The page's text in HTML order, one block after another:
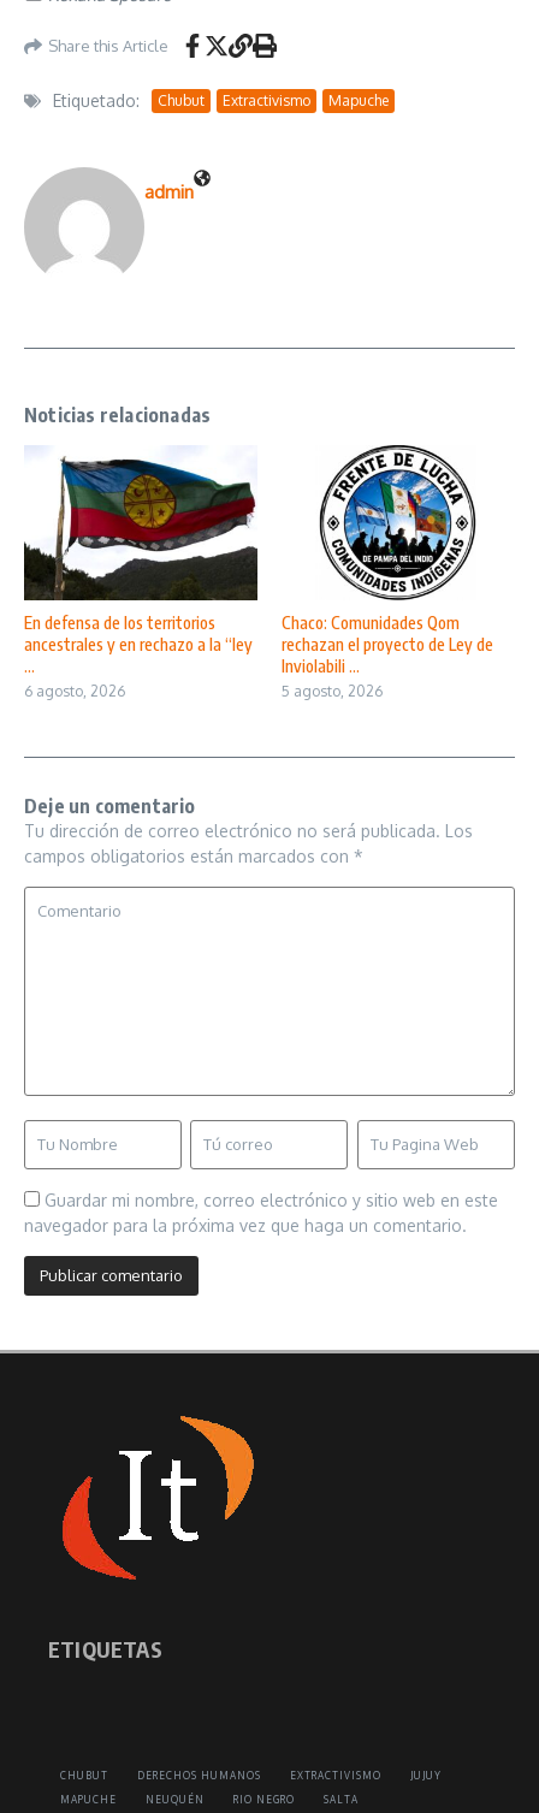
Share this Article
Etiquetado: Chubut Extractivismo Mapuche
admin
Noticias relacionadas
En defensa de los territorios
ancestrales y en rechazo a la “ley
...
6 agosto, 2026
Chaco: Comunidades Qom
rechazan el proyecto de Ley de
Inviolabili ...
5 agosto, 2026
Deje un comentario
Tu dirección de correo electrónico no será publicada. Los
campos obligatorios están marcados con *
Guardar mi nombre, correo electrónico y sitio web en este
navegador para la próxima vez que haga un comentario.
ETIQUETAS
CHUBUT DERECHOS HUMANOS EXTRACTIVISMO
JUJUY
MAPUCHE
NEUQUÉN RIO NEGRO SALTA